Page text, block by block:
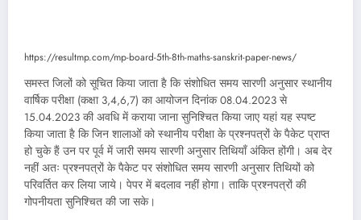
https://resultmp.com/mp-board-5th-8th-maths-sanskrit-paper-news/
समस्त जिलों को सूचित किया जाता है कि संशोधित समय सारणी अनुसार स्थानीय
वार्षिक परीक्षा (कक्षा 3,4,6,7) का आयोजन दिनांक 08.04.2023 से
15.04.2023 की अवधि में कराया जाना सुनिश्चित किया जाए यहां यह स्पष्ट
किया जाता है कि जिन शालाओं को स्थानीय परीक्षा के प्रश्नपत्रों के पैकेट प्राप्त
हो चुके हैं उन पर पूर्व में जारी समय सारणी अनुसार तिथियाँ अंकित होंगी। अब देर
नहीं अतः प्रश्नपत्रों के पैकेट पर संशोधित समय सारणी अनुसार तिथियों को
परिवर्तित कर लिया जाये। पेपर में बदलाव नहीं होगा। ताकि प्रश्नपत्रों की
गोपनीयता सुनिश्चित की जा सके।